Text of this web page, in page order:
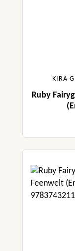
KIRA
Ruby